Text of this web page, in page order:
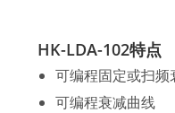
HK-LDA-102特点
可编程固定或扫频
可编程衰减曲线